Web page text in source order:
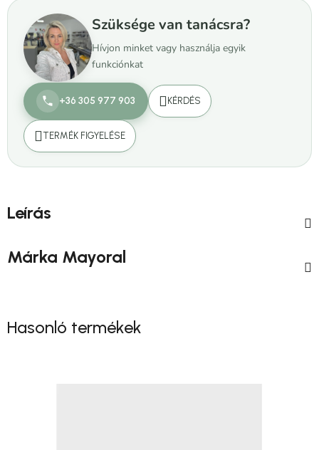
Szüksége van tanácsra?
Hívjon minket vagy használja egyik
funkciónkat
+36 305 977 903 KÉRDÉS
TERMÉK FIGYELÉSE
Leírás
Márka Mayoral
Hasonló termékek